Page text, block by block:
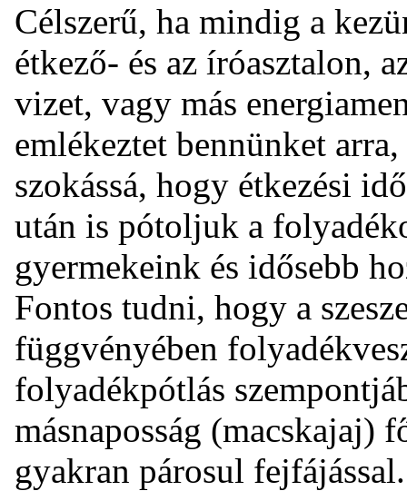
Célszerű, ha mindig a
étkező- és az íróasztalon,
vizet, vagy más
emlékeztet bennünket
szokássá, hogy étkezési
után is pótoljuk a
gyermekeink és idősebb
Fontos tudni, hogy a
függvényében
folyadékpótlás
másnaposság (macskajaj)
gyakran párosul fejfájással.